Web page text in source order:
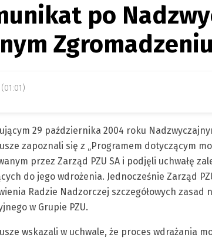
po
Zgromadzeniu
29 października 2004 roku
zapoznali się z „Programem dotyczącym
przez Zarząd PZU SA i podjęli uchwałę
do jego wdrożenia. Jednocześnie Zarząd
Radzie Nadzorczej szczegółowych zasad
w Grupie PZU.
wskazali w uchwale, że proces wdrażania